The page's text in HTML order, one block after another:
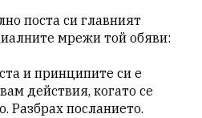
поста си главният
мрежи той обяви:
и принципите си е
действия, когато се
Разбрах посланието.